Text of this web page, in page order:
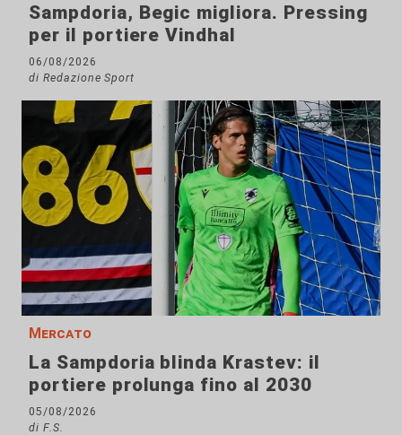
Sampdoria, Begic migliora. Pressing
per il portiere Vindhal
06/08/2026
di Redazione Sport
Mercato
La Sampdoria blinda Krastev: il
portiere prolunga fino al 2030
05/08/2026
di F.S.